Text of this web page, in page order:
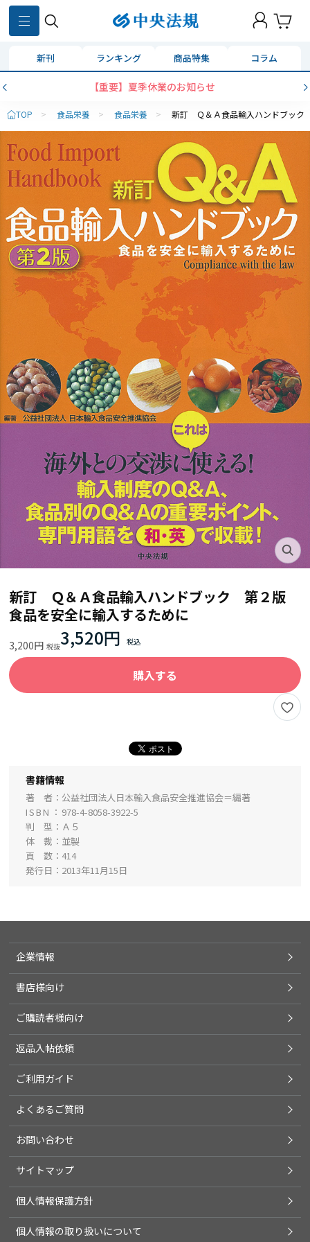
新刊 ランキング 商品特集 コラム
【重要】夏季休業のお知らせ
TOP > 食品栄養 > 食品栄養 > 新訂 Ｑ＆Ａ食品輸入ハンドブッ
新訂 Ｑ＆Ａ食品輸入ハンドブック 第２版
食品を安全に輸入するために
3,200円 3,520円
購入する
書籍情報
著 者
公益社団法人日本輸入食品安全推進協会＝編著
ISBN
978-4-8058-3922-5
判 型
Ａ５
体 裁
並製
頁 数
414
発行日
2013年11月15日
企業情報
書店様向け
ご購読者様向け
返品入帖依頼
ご利用ガイド
よくあるご質問
お問い合わせ
サイトマップ
個人情報保護方針
個人情報の取り扱いについて